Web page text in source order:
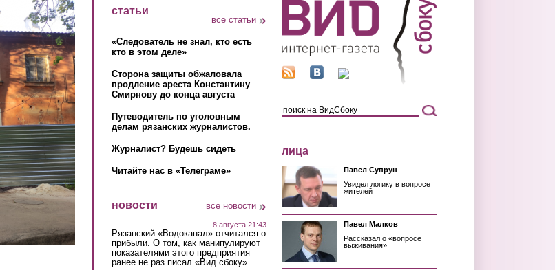
статьи
все статьи
«Следователь не знал, кто есть
кто в этом деле»
Сторона защиты обжаловала
продление ареста Константину
Смирнову до конца августа
Путеводитель по уголовным
делам рязанских журналистов.
Журналист? Будешь сидеть
Читайте нас в «Телеграме»
новости все новости
8 августа 21:43
Рязанский «Водоканал» отчитался о
прибыли. О том, как манипулируют
показателями этого предприятия
ранее не раз писал «Вид сбоку»
лица
Павел Супрун
Увидел логику в вопросе
жителей
Павел Малков
Рассказал о «вопросе
выживания»